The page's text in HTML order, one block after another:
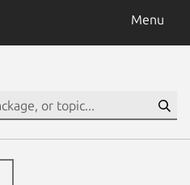
Menu